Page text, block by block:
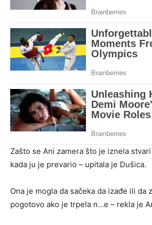
Zašto se Ani zamera što je iznela
kada ju je prevario – upitala je Dušica.
Ona je mogla da sačeka da izađe ili da
pogotovo ako je trpela n…e – rekla je